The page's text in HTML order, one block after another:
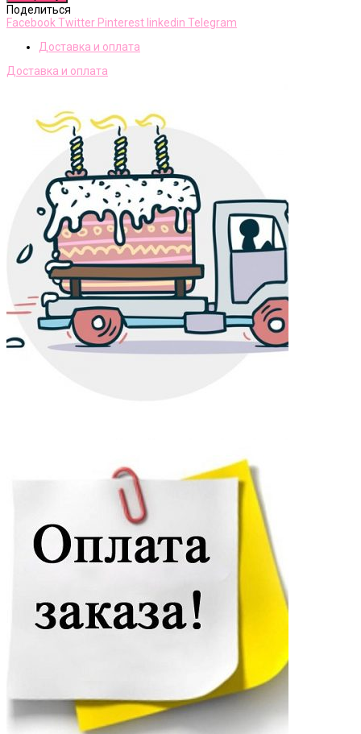
Поделиться
Facebook Twitter Pinterest linkedin Telegram
Доставка и оплата
Доставка и оплата